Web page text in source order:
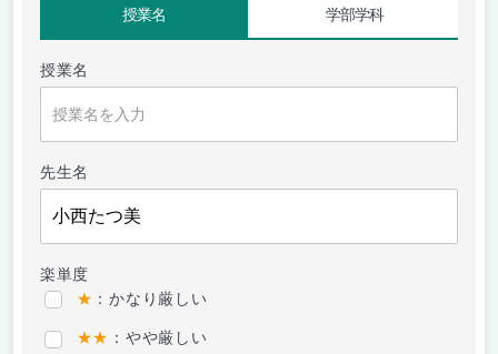
授業名 学部学科
授業名
先生名
楽単度
★ ：かなり厳しい
★★ ：やや厳しい